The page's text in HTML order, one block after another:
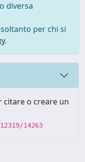
diversa
per chi si
.
citare o creare un
14263